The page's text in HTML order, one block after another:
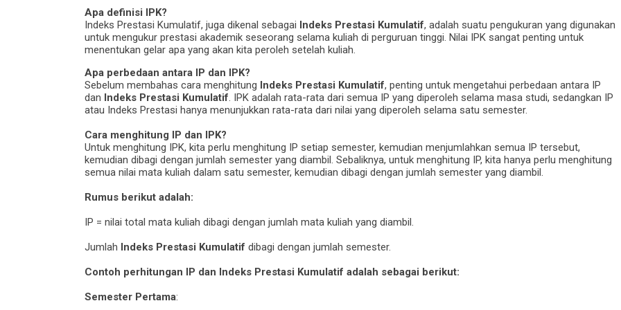
Apa definisi IPK?
Indeks Prestasi Kumulatif, juga dikenal sebagai Indeks Prestasi Kumulatif, adalah suatu pengukuran yang digunakan
untuk mengukur prestasi akademik seseorang selama kuliah di perguruan tinggi. Nilai IPK sangat penting untuk
menentukan gelar apa yang akan kita peroleh setelah kuliah.
Apa perbedaan antara IP dan IPK?
Sebelum membahas cara menghitung Indeks Prestasi Kumulatif, penting untuk mengetahui perbedaan antara IP
dan Indeks Prestasi Kumulatif. IPK adalah rata-rata dari semua IP yang diperoleh selama masa studi, sedangkan IP
atau Indeks Prestasi hanya menunjukkan rata-rata dari nilai yang diperoleh selama satu semester.
Cara menghitung IP dan IPK?
Untuk menghitung IPK, kita perlu menghitung IP setiap semester, kemudian menjumlahkan semua IP tersebut,
kemudian dibagi dengan jumlah semester yang diambil. Sebaliknya, untuk menghitung IP, kita hanya perlu menghitung
semua nilai mata kuliah dalam satu semester, kemudian dibagi dengan jumlah semester yang diambil.
Rumus berikut adalah:
IP = nilai total mata kuliah dibagi dengan jumlah mata kuliah yang diambil.
Jumlah Indeks Prestasi Kumulatif dibagi dengan jumlah semester.
Contoh perhitungan IP dan Indeks Prestasi Kumulatif adalah sebagai berikut:
Semester Pertama: